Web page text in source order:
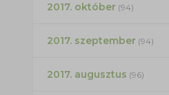
2017. október(94)
2017. szeptember(94)
2017. augusztus (96)